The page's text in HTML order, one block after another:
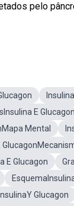
pelo
E Glucagon
Mental
E Glucagon
InsulinaY Glucagon